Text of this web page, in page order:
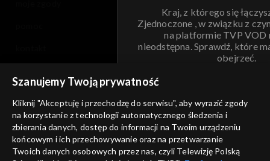
Kraj, z którego się
Zjednoczone , w związku z
na platformie TVP VOD
nieodstępna. Sprawdź, które
obejrzeć.
ANULUJ
informacje o dostawcy usług
Szanujemy Twoją prywatność
Kliknij "Akceptuję i przechodzę do serwisu", aby wyrazić zgody
na korzystanie z technologii automatycznego śledzenia i
zbierania danych, dostęp do informacji na Twoim urządzeniu
końcowym i ich przechowywanie oraz na przetwarzanie
Twoich danych osobowych przez nas, czyli Telewizję Polską